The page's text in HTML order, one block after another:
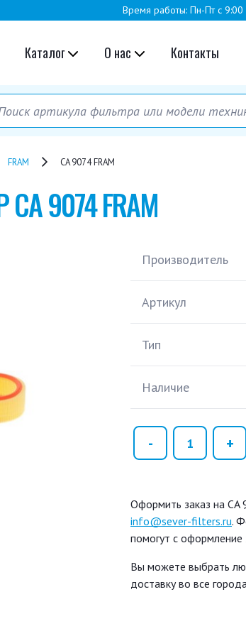
Время работы: Пн-Пт с
Каталог О нас Контакты
FRAM CA 9074 FRAM
CA 9074 FRAM
Производитель
Артикул
Тип
Наличие
Оформить заказ на CA
info@sever-filters.ru.
помогут с оформление
Вы можете выбрать
доставку во все